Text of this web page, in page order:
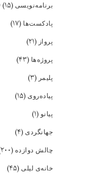
برنامه‌نویسی FRONT END (۱۵)
پادکست‌ها (۱۷)
پرواز (۲۱)
پروژه‌ها (۴۳)
پلیمر (۳)
پیاده‌روی (۱۵)
پیانو(۱)
جهانگردی (۴)
چالش دوازده (۲۰۰)
خانه‌ی لیلی (۴۵)